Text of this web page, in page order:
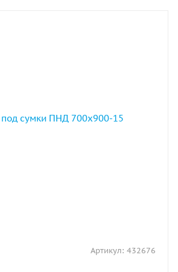
Артикул: 432676